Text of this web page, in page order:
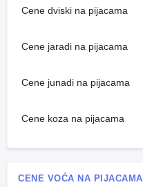
Cene dviski na pijacama
Cene jaradi na pijacama
Cene junadi na pijacama
Cene koza na pijacama
CENE VOĆA NA PIJACAMA